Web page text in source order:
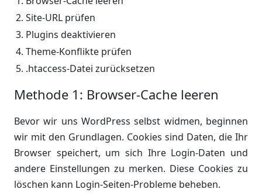
Site-URL prüfen
Plugins deaktivieren
Theme-Konflikte prüfen
.htaccess-Datei zurücksetzen
Methode 1: Browser-Cache leeren
Bevor wir uns WordPress selbst widmen, beginnen
wir mit den Grundlagen. Cookies sind Daten, die Ihr
Browser speichert, um sich Ihre Login-Daten und
andere Einstellungen zu merken. Diese Cookies zu
löschen kann Login-Seiten-Probleme beheben.